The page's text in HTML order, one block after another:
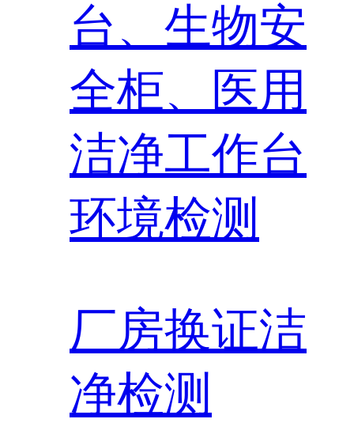
台、生物安
全柜、医用
洁净工作台
环境检测
厂房换证洁
净检测